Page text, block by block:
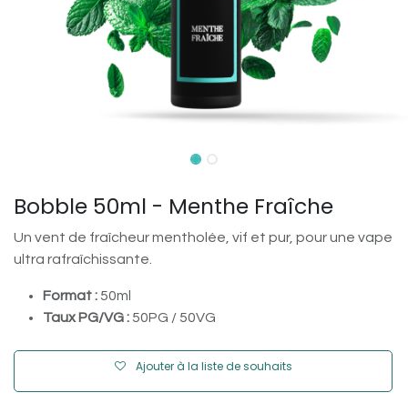
Bobble 50ml - Menthe Fraîche
Un vent de fraîcheur mentholée, vif et pur, pour une vape
ultra rafraîchissante.
Format :50ml
Taux PG/VG :50PG / 50VG
Ajouter à la liste de souhaits